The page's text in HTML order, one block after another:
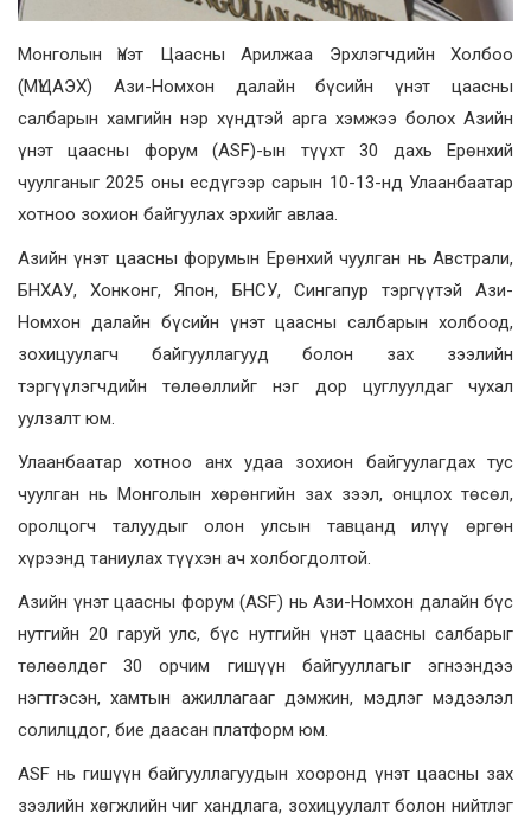
Монголын Үнэт Цаасны Арилжаа Эрхлэгчдийн Холбоо
(МҮЦАЭХ) Ази-Номхон далайн бүсийн үнэт цаасны
салбарын хамгийн нэр хүндтэй арга хэмжээ болох Азийн
үнэт цаасны форум (ASF)-ын түүхт 30 дахь Ерөнхий
чуулганыг 2025 оны есдүгээр сарын 10-13-нд Улаанбаатар
хотноо зохион байгуулах эрхийг авлаа.
Азийн үнэт цаасны форумын Ерөнхий чуулган нь Австрали,
БНХАУ, Хонконг, Япон, БНСУ, Сингапур тэргүүтэй Ази-
Номхон далайн бүсийн үнэт цаасны салбарын холбоод,
зохицуулагч байгууллагууд болон зах зээлийн
тэргүүлэгчдийн төлөөллийг нэг дор цуглуулдаг чухал
уулзалт юм.
Улаанбаатар хотноо анх удаа зохион байгуулагдах тус
чуулган нь Монголын хөрөнгийн зах зээл, онцлох төсөл,
оролцогч талуудыг олон улсын тавцанд илүү өргөн
хүрээнд таниулах түүхэн ач холбогдолтой.
Азийн үнэт цаасны форум (ASF) нь Ази-Номхон далайн бүс
нутгийн 20 гаруй улс, бүс нутгийн үнэт цаасны салбарыг
төлөөлдөг 30 орчим гишүүн байгууллагыг эгнээндээ
нэгтгэсэн, хамтын ажиллагааг дэмжин, мэдлэг мэдээлэл
солилцдог, бие даасан платформ юм.
ASF нь гишүүн байгууллагуудын хооронд үнэт цаасны зах
зээлийн хөгжлийн чиг хандлага, зохицуулалт болон нийтлэг